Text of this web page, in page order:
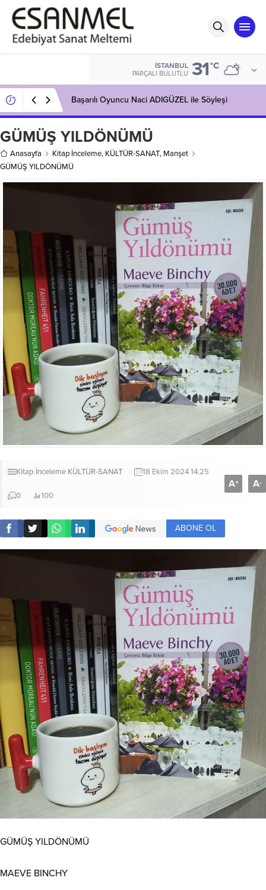
İSTANBUL
PARÇALI BULUTLU 31°C
Başarılı Oyuncu Naci ADIGÜZEL ile Söyleşi
GÜMÜŞ YILDÖNÜMÜ
Anasayfa Kitap İnceleme, KÜLTÜR-SANAT, Manşet
GÜMÜŞ YILDÖNÜMÜ
Kitap İnceleme KÜLTÜR-SANAT 18 Ekim 2024 14:25
0 100
A+ A-
ABONE OL
GÜMÜŞ YILDÖNÜMÜ
MAEVE BINCHY